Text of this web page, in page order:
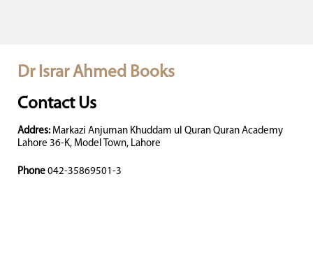
Dr Israr Ahmed Books
Contact Us
Addres: Markazi Anjuman Khuddam ul Quran Quran Academy
Lahore 36-K, Model Town, Lahore
Phone 042-35869501-3